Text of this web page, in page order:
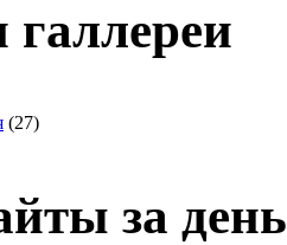
галлереи
(27)
за день